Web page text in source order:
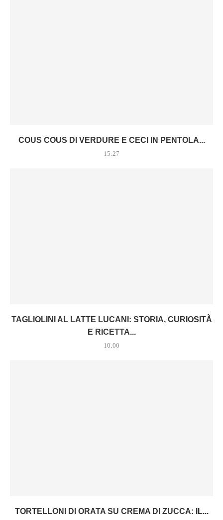
COUS COUS DI VERDURE E CECI IN PENTOLA...
15:27
TAGLIOLINI AL LATTE LUCANI: STORIA, CURIOSITÀ
E RICETTA...
10:00
TORTELLONI DI ORATA SU CREMA DI ZUCCA: IL...